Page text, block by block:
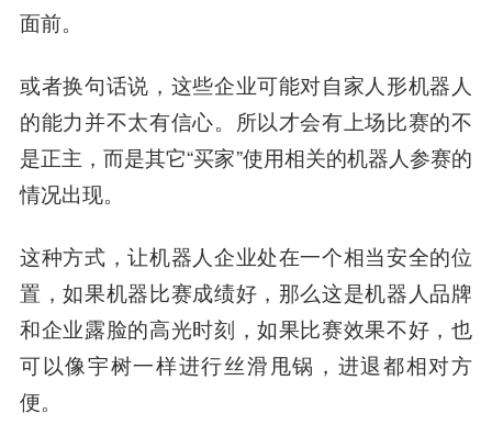
面前。
或者换句话说，这些企业可能对自家人形机器人
的能力并不太有信心。所以才会有上场比赛的不
是正主，而是其它“买家”使用相关的机器人参赛的
情况出现。
这种方式，让机器人企业处在一个相当安全的位
置，如果机器比赛成绩好，那么这是机器人品牌
和企业露脸的高光时刻，如果比赛效果不好，也
可以像宇树一样进行丝滑甩锅，进退都相对方
便。